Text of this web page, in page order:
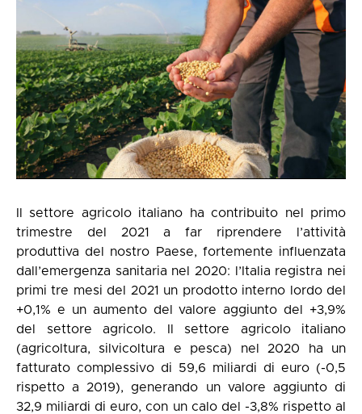
Il settore agricolo italiano ha contribuito nel primo
trimestre del 2021 a far riprendere l’attività
produttiva del nostro Paese, fortemente influenzata
dall’emergenza sanitaria nel 2020: l’Italia registra nei
primi tre mesi del 2021 un prodotto interno lordo del
+0,1% e un aumento del valore aggiunto del +3,9%
del settore agricolo. Il settore agricolo italiano
(agricoltura, silvicoltura e pesca) nel 2020 ha un
fatturato complessivo di 59,6 miliardi di euro (-0,5
rispetto a 2019), generando un valore aggiunto di
32,9 miliardi di euro, con un calo del -3,8% rispetto al